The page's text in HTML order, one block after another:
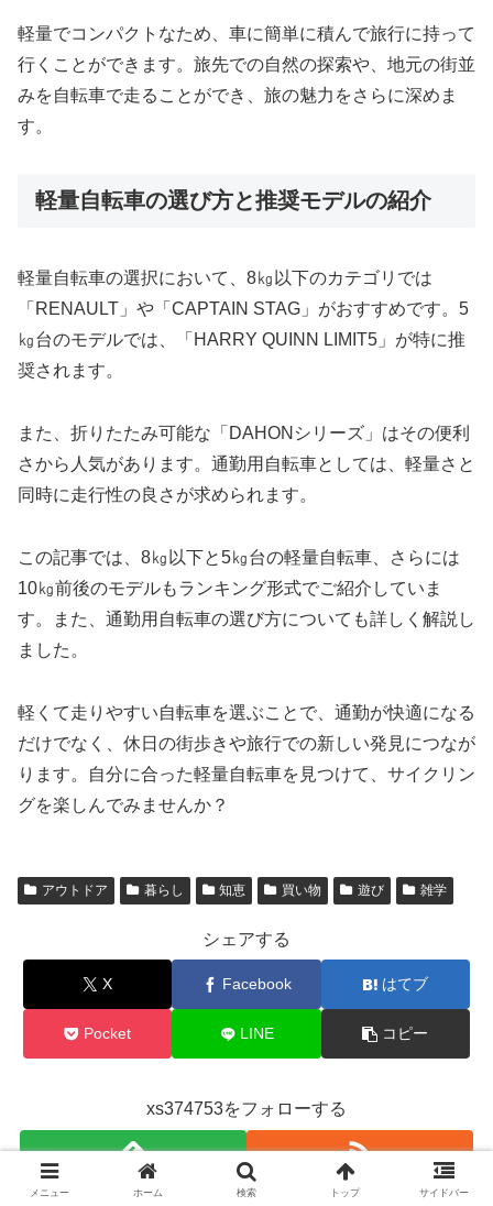
軽量でコンパクトなため、車に簡単に積んで旅行に持って
行くことができます。旅先での自然の探索や、地元の街並
みを自転車で走ることができ、旅の魅力をさらに深めま
す。
軽量自転車の選び方と推奨モデルの紹介
軽量自転車の選択において、8㎏以下のカテゴリでは
「RENAULT」や「CAPTAIN STAG」がおすすめです。5
㎏台のモデルでは、「HARRY QUINN LIMIT5」が特に推
奨されます。
また、折りたたみ可能な「DAHONシリーズ」はその便利
さから人気があります。通勤用自転車としては、軽量さと
同時に走行性の良さが求められます。
この記事では、8㎏以下と5㎏台の軽量自転車、さらには
10㎏前後のモデルもランキング形式でご紹介していま
す。また、通勤用自転車の選び方についても詳しく解説し
ました。
軽くて走りやすい自転車を選ぶことで、通勤が快適になる
だけでなく、休日の街歩きや旅行での新しい発見につなが
ります。自分に合った軽量自転車を見つけて、サイクリン
グを楽しんでみませんか？
アウトドア 暮らし 知恵 買い物 遊び 雑学
シェアする
X Facebook はてブ
Pocket LINE コピー
xs374753をフォローする
メニュー ホーム 検索 トップ サイドバー